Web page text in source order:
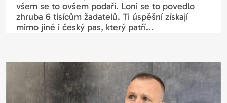
všem se to ovšem podaří. Loni se to povedlo
zhruba 6 tisícům žadatelů. Ti úspěšní získají
mimo jiné i český pas, který patří...